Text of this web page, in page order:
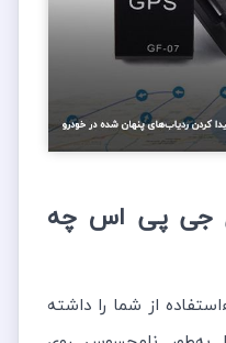
جی پی اس چه
از شما را داشته